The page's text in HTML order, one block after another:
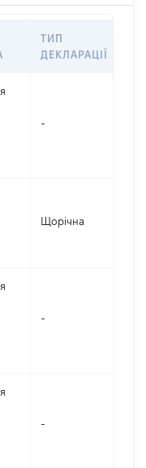
ТИП
ДЕКЛАРАЦІЇ
-
Щорічна
-
-